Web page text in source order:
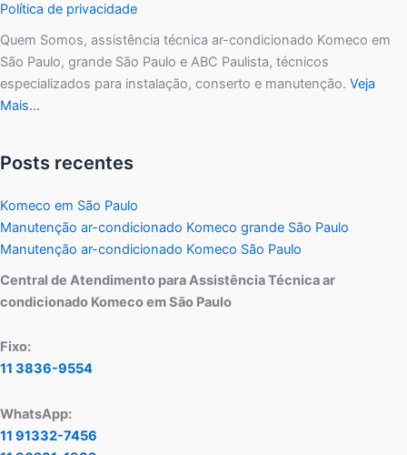
Política de privacidade
Quem Somos, assistência técnica ar-condicionado Komeco em
São Paulo, grande São Paulo e ABC Paulista, técnicos
especializados para instalação, conserto e manutenção. Veja
Mais…
Posts recentes
Komeco em São Paulo
Manutenção ar-condicionado Komeco grande São Paulo
Manutenção ar-condicionado Komeco São Paulo
Central de Atendimento para Assistência Técnica ar
condicionado Komeco em São Paulo
Fixo:
11 3836-9554
WhatsApp:
11 91332-7456